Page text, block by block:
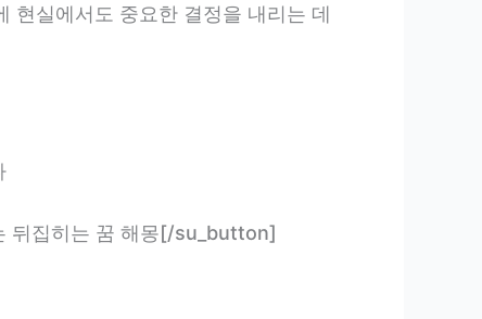
현실에서도 중요한 결정을 내리는 데
뒤집히는 꿈 해몽[/su_button]